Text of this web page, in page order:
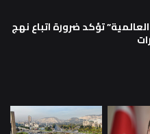
تؤكد ضرورة اتباع نهج